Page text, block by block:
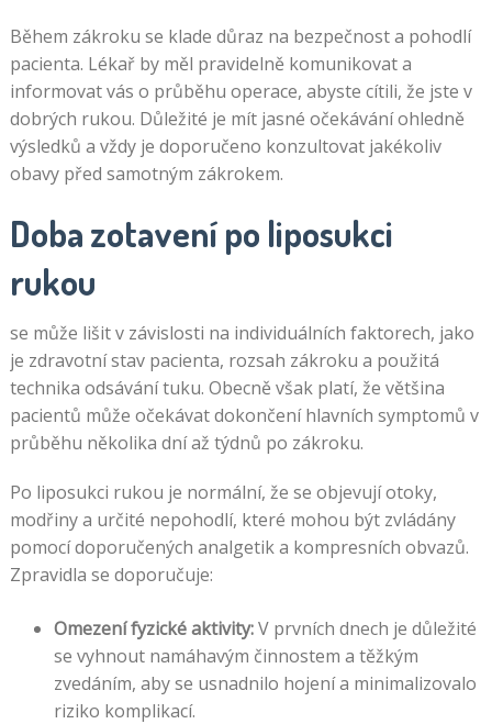
Během zákroku se klade důraz na bezpečnost a pohodlí
pacienta. Lékař by měl pravidelně komunikovat a
informovat vás o průběhu operace, abyste cítili, že jste v
dobrých rukou. Důležité je mít jasné očekávání ohledně
výsledků a vždy je doporučeno konzultovat jakékoliv
obavy před samotným zákrokem.
Doba zotavení po liposukci
rukou
se může lišit v závislosti na individuálních faktorech, jako
je zdravotní stav pacienta, rozsah zákroku a použitá
technika odsávání tuku. Obecně však platí, že většina
pacientů může očekávat dokončení hlavních symptomů v
průběhu několika dní až týdnů po zákroku.
Po liposukci rukou je normální, že se objevují otoky,
modřiny a určité nepohodlí, které mohou být zvládány
pomocí doporučených analgetik a kompresních obvazů.
Zpravidla se doporučuje:
Omezení fyzické aktivity:V prvních dnech je důležité
se vyhnout namáhavým činnostem a těžkým
zvedáním, aby se usnadnilo hojení a minimalizovalo
riziko komplikací.